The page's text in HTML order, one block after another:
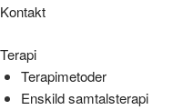
Kontakt
Terapi
Terapimetoder
Enskild samtalsterapi